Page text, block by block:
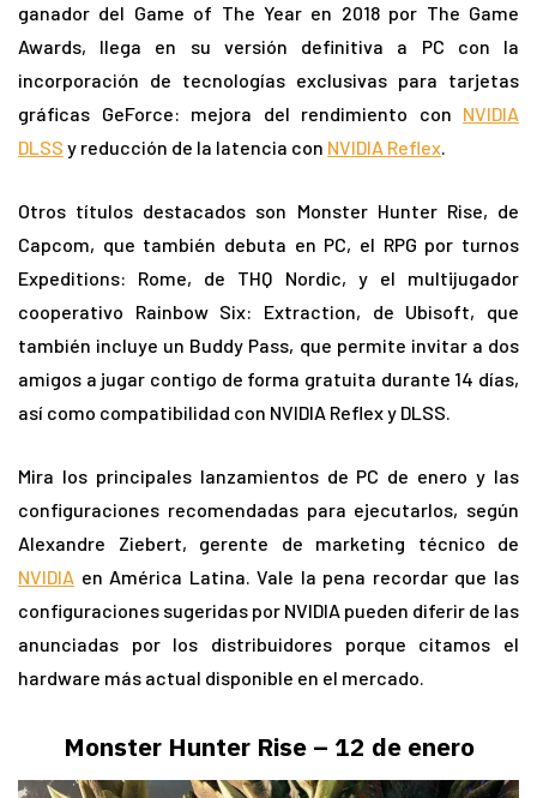
ganador del Game of The Year en 2018 por The Game
Awards, llega en su versión definitiva a PC con la
incorporación de tecnologías exclusivas para tarjetas
gráficas GeForce: mejora del rendimiento con NVIDIA
DLSS y reducción de la latencia con NVIDIA Reflex.
Otros títulos destacados son Monster Hunter Rise, de
Capcom, que también debuta en PC, el RPG por turnos
Expeditions: Rome, de THQ Nordic, y el multijugador
cooperativo Rainbow Six: Extraction, de Ubisoft, que
también incluye un Buddy Pass, que permite invitar a dos
amigos a jugar contigo de forma gratuita durante 14 días,
así como compatibilidad con NVIDIA Reflex y DLSS.
Mira los principales lanzamientos de PC de enero y las
configuraciones recomendadas para ejecutarlos, según
Alexandre Ziebert, gerente de marketing técnico de
NVIDIA en América Latina. Vale la pena recordar que las
configuraciones sugeridas por NVIDIA pueden diferir de las
anunciadas por los distribuidores porque citamos el
hardware más actual disponible en el mercado.
Monster Hunter Rise – 12 de enero